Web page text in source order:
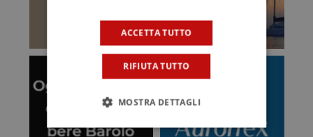
ACCETTA TUTTO
RIFIUTA TUTTO
MOSTRA DETTAGLI